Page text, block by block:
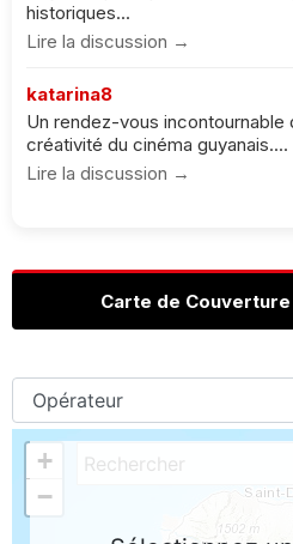
historiques...
Lire la discussion →
katarina8
Un rendez-vous incontournable
créativité du cinéma guyanais....
Lire la discussion →
Carte de